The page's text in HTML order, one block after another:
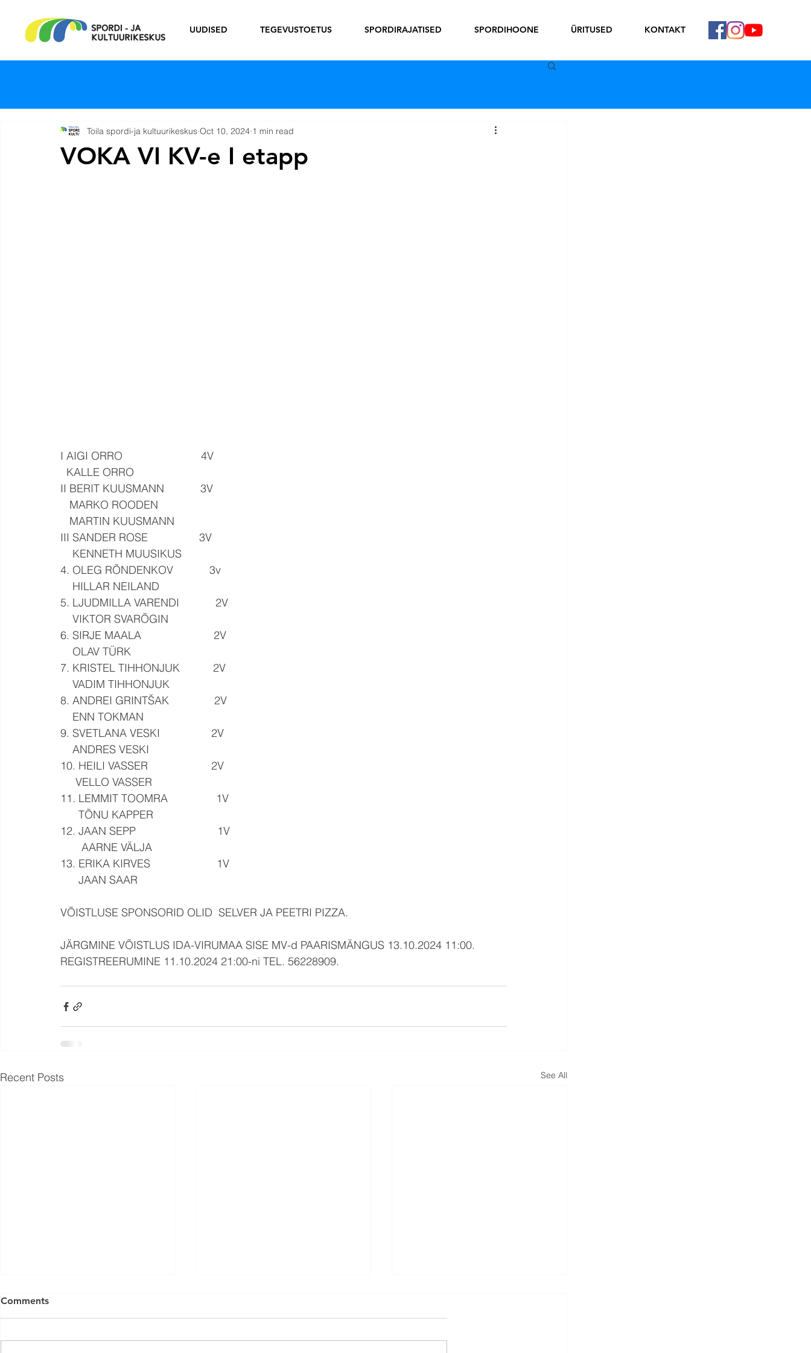
UUDISED TEGEVUSTOETUS SPORDIRAJATISED SPORDIHOONE ÜRITUSED KONTAKT
VOKA VI KV-e I etapp
Toila spordi-ja kultuurikeskus Oct 10, 2024 1 min read
I AIGI ORRO                          4V
KALLE ORRO
II BERIT KUUSMANN            3V
MARKO ROODEN
MARTIN KUUSMANN
III SANDER ROSE                 3V
KENNETH MUUSIKUS
4. OLEG RÕNDENKOV            3v
HILLAR NEILAND
5. LJUDMILLA VARENDI            2V
VIKTOR SVARÕGIN
6. SIRJE MAALA                        2V
OLAV TÜRK
7. KRISTEL TIHHONJUK           2V
VADIM TIHHONJUK
8. ANDREI GRINTŠAK               2V
ENN TOKMAN
9. SVETLANA VESKI                 2V
ANDRES VESKI
10. HEILI VASSER                     2V
VELLO VASSER
11. LEMMIT TOOMRA                1V
TÕNU KAPPER
12. JAAN SEPP                           1V
AARNE VÄLJA
13. ERIKA KIRVES                      1V
JAAN SAAR
VÕISTLUSE SPONSORID OLID  SELVER JA PEETRI PIZZA.
JÄRGMINE VÕISTLUS IDA-VIRUMAA SISE MV-d PAARISMÄNGUS 13.10.2024 11:00.
REGISTREERUMINE 11.10.2024 21:00-ni TEL. 56228909.
Recent Posts See All
Comments